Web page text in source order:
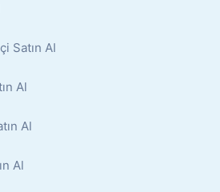
Satın Al
Al
Al
Al